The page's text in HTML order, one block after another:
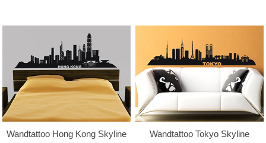
Wandtattoo Hong Kong Skyline Wandtattoo Tokyo Skyline